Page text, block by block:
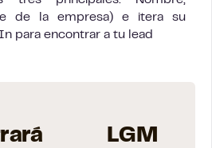
de la empresa) e itera su
para encontrar a tu lead
LGM